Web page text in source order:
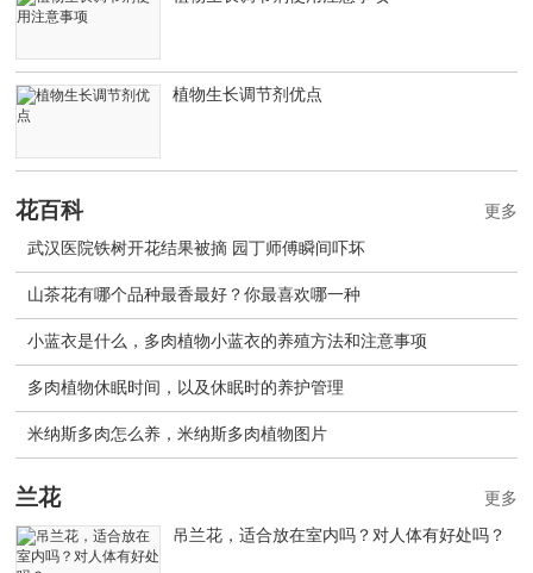
植物生长调节剂优点
花百科
武汉医院铁树开花结果被摘 园丁师傅瞬间吓坏
山茶花有哪个品种最香最好？你最喜欢哪一种
小蓝衣是什么，多肉植物小蓝衣的养殖方法和注意事项
多肉植物休眠时间，以及休眠时的养护管理
米纳斯多肉怎么养，米纳斯多肉植物图片
更多
兰花
吊兰花，适合放在室内吗？对人体有好处吗？
更多